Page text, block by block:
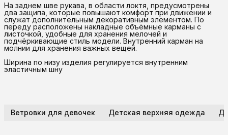
На заднем шве рукава, в области локтя, предусмотрены
два защипа, которые повышают комфорт при движении и
служат дополнительным декоративным элементом. По
переду расположены накладные объёмные карманы с
листочкой, удобные для хранения мелочей и
подчёркивающие стиль модели. Внутренний карман на
молнии для хранения важных вещей.
Ширина по низу изделия регулируется внутренним
эластичным шну
Ветровки для девочек Детская верхняя одежда